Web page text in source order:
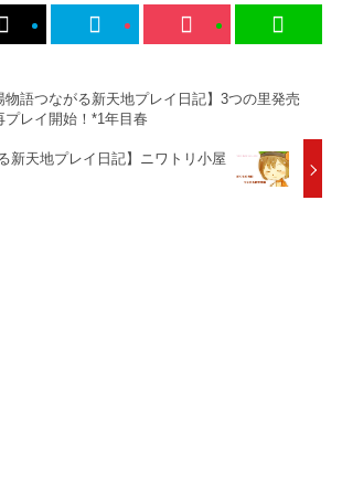
物語つながる新天地プレイ日記】3つの里発売
プレイ開始！*1年目春
新天地プレイ日記】ニワトリ小屋